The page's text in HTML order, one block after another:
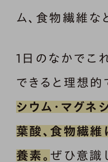
ム、食物繊維な
1日のなかでこ
できると理想的
シウム・マグネ
葉酸、食物繊
養素。 ぜひ意識